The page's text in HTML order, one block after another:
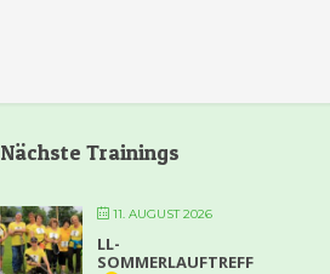
Nächste Trainings
11. AUGUST 2026
LL-
SOMMERLAUFTREFF